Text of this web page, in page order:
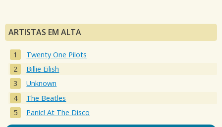
ARTISTAS EM ALTA
Twenty One Pilots
Billie Eilish
Unknown
The Beatles
Panic! At The Disco